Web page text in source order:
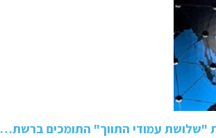
"שלושת עמודי התווך" התומכים ברשת…